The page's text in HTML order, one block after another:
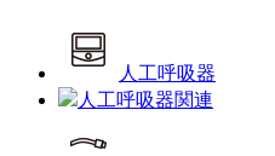
人工呼吸器
人工呼吸器関連